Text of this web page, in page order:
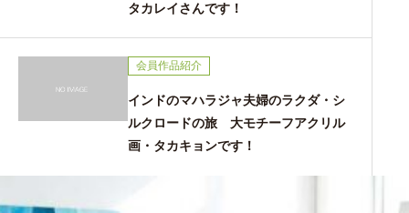
タカレイさんです！
会員作品紹介
インドのマハラジャ夫婦のラクダ・シ
ルクロードの旅 大モチーフアクリル
画・タカキョンです！